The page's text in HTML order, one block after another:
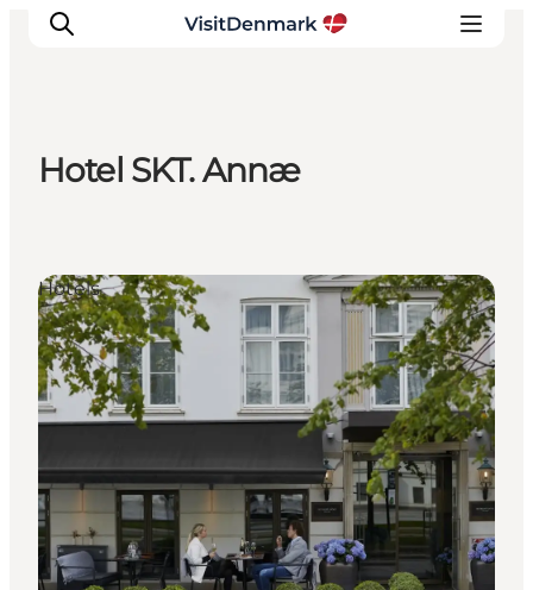
Erlebnisse
Unterkünfte
Reiseplanung
Hotel SKT. Annæ
Hotels